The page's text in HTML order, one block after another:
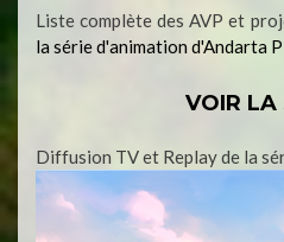
Liste complète des AVP et
la série d'animation d'Andarta
VOIR LA
Diffusion TV et Replay de la